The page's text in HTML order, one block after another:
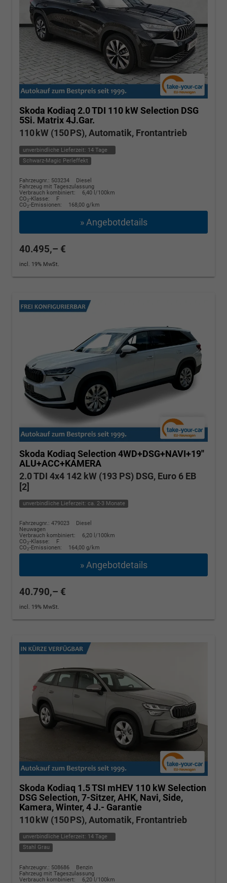
Skoda Kodiaq 2.0 TDI 110 kW Selection DSG
5Si. Matrix 4J.Gar.
110 kW (150 PS), Automatik, Frontantrieb
unverbindliche Lieferzeit: 14 Tage
Schwarz-Magic Perleffekt
Fahrzeugnr.: 503234
Diesel
Fahrzeug mit Tageszulassung
Verbrauch kombiniert:
6,40 l/100km
CO2-Klasse:
F
CO2-Emissionen: 168,00 g/km
» Angebotdetails
40.495,– €
incl. 19% MwSt.
Skoda Kodiaq Selection 4WD+DSG+NAVI+19''
ALU+ACC+KAMERA
2.0 TDI 4x4 142 kW (193 PS) DSG, Euro 6 EB
[2]
unverbindliche Lieferzeit: ca. 2-3 Monate
Fahrzeugnr.: 479023
Diesel
Neuwagen
Verbrauch kombiniert:
6,20 l/100km
CO2-Klasse:
F
CO2-Emissionen: 164,00 g/km
» Angebotdetails
40.790,– €
incl. 19% MwSt.
Skoda Kodiaq 1.5 TSI mHEV 110 kW Selection
DSG Selection, 7-Sitzer, AHK, Navi, Side,
Kamera, Winter, 4 J.- Garantie
110 kW (150 PS), Automatik, Frontantrieb
unverbindliche Lieferzeit: 14 Tage
Stahl Grau
Fahrzeugnr.: 508686
Benzin
Fahrzeug mit Tageszulassung
Verbrauch kombiniert:
6,20 l/100km